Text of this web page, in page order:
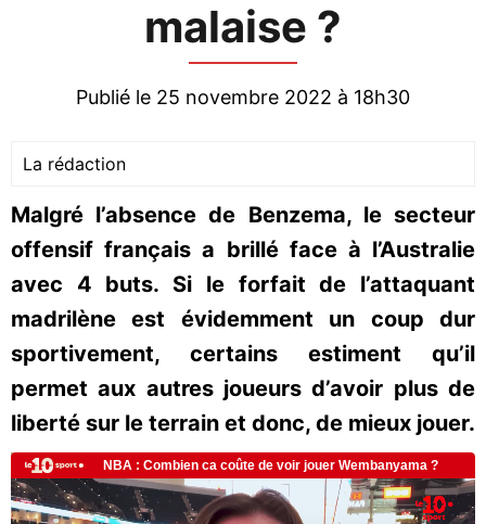
malaise ?
Publié le 25 novembre 2022 à 18h30
La rédaction
Malgré l’absence de Benzema, le secteur
offensif français a brillé face à l’Australie
avec 4 buts. Si le forfait de l’attaquant
madrilène est évidemment un coup dur
sportivement, certains estiment qu’il
permet aux autres joueurs d’avoir plus de
liberté sur le terrain et donc, de mieux jouer.